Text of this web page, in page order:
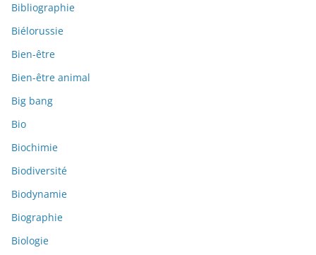
Bibliographie
Biélorussie
Bien-être
Bien-être animal
Big bang
Bio
Biochimie
Biodiversité
Biodynamie
Biographie
Biologie